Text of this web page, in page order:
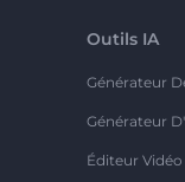
Outils IA
Générateur
Générateur
Éditeur Vidéo